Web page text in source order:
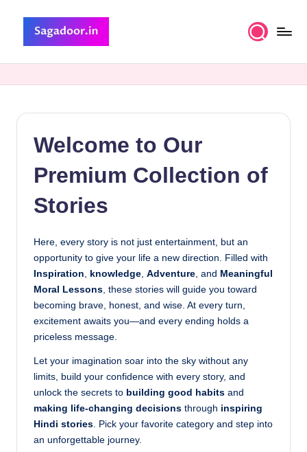
content
Collection
Welcome to Our
Premium Collection of
Stories
Here, every story is not just entertainment, but an
opportunity to give your life a new direction. Filled with
Inspiration
knowledge Adventure , and Meaningful
Moral Lessons , these stories will guide you toward
becoming brave, honest, and wise. At every turn,
excitement awaits you—and every ending holds a
priceless message.
Let your imagination soar into the sky without any
limits, build your confidence with every story, and
unlock the secrets to building good habits and
making life-changing decisions through inspiring
Hindi stories . Pick your favorite category and step into
an unforgettable journey.